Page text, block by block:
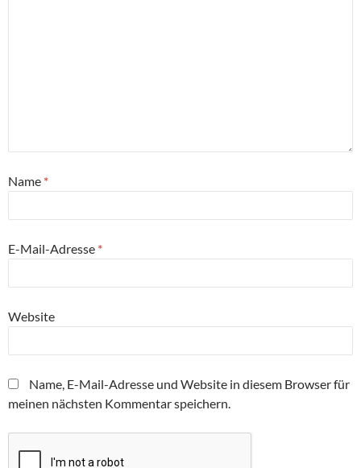
Name *
E-Mail-Adresse *
Website
Name, E-Mail-Adresse und Website in diesem Browser für
meinen nächsten Kommentar speichern.